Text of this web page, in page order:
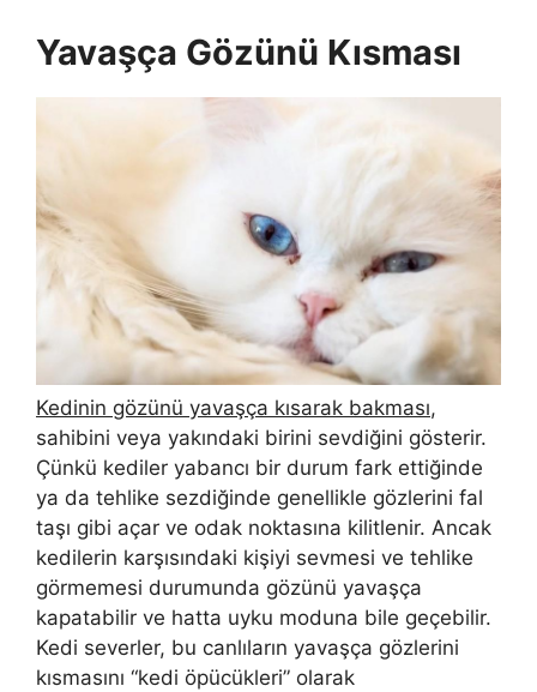
Yavaşça Gözünü Kısması
Kedinin gözünü yavaşça kısarak bakması,
sahibini veya yakındaki birini sevdiğini gösterir.
Çünkü kediler yabancı bir durum fark ettiğinde
ya da tehlike sezdiğinde genellikle gözlerini fal
taşı gibi açar ve odak noktasına kilitlenir. Ancak
kedilerin karşısındaki kişiyi sevmesi ve tehlike
görmemesi durumunda gözünü yavaşça
kapatabilir ve hatta uyku moduna bile geçebilir.
Kedi severler, bu canlıların yavaşça gözlerini
kısmasını “kedi öpücükleri” olarak